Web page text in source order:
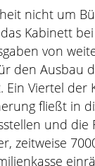
nicht um
Kabinett
von
den Ausbau
Ein Viertel der
fließt in
und die
zeitweise